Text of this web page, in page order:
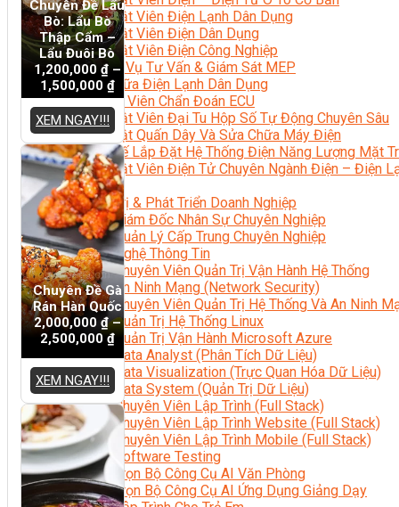
Kỹ Thuật Viên Điện Lạnh Dân Dụng
Kỹ Thuật Viên Điện Dân Dụng
Kỹ Thuật Viên Điện Công Nghiệp
Nghiệp Vụ Tư Vấn & Giám Sát MEP
Sửa Chữa Điện Lạnh Dân Dụng
Chuyên Viên Chẩn Đoán ECU
Kỹ Thuật Viên Đại Tu Hộp Số Tự Động Chuyên Sâu
Kỹ Thuật Quấn Dây Và Sửa Chữa Máy Điện
Thiết Kế Lắp Đặt Hệ Thống Điện Năng Lượng Mặt
Kỹ Thuật Viên Điện Tử Chuyên Ngành Điện – Điện
Ngành Khác
Quản Trị & Phát Triển Doanh Nghiệp
Giám Đốc Nhân Sự Chuyên Nghiệp
Quản Lý Cấp Trung Chuyên Nghiệp
Công Nghệ Thông Tin
Chuyên Viên Quản Trị Vận Hành Hệ Thống
An Ninh Mạng (Network Security)
Chuyên Viên Quản Trị Hệ Thống Và An Ninh
Quản Trị Hệ Thống Linux
Quản Trị Vận Hành Microsoft Azure
Data Analyst (Phân Tích Dữ Liệu)
Data Visualization (Trực Quan Hóa Dữ Liệu)
Data System (Quản Trị Dữ Liệu)
Chuyên Viên Lập Trình (Full Stack)
Chuyên Viên Lập Trình Website (Full Stack)
Chuyên Viên Lập Trình Mobile (Full Stack)
Software Testing
Trọn Bộ Công Cụ AI Văn Phòng
Trọn Bộ Công Cụ AI Ứng Dụng Giảng Dạy
Chuyên Đề Lẩu
Bò: Lẩu Bò
Thập Cẩm –
Lẩu Đuôi Bò
1,200,000 ₫–
1,500,000 ₫
XEM NGAY!!!
Chuyên Đề Gà
Rán Hàn Quốc
2,000,000 ₫–
2,500,000 ₫
XEM NGAY!!!